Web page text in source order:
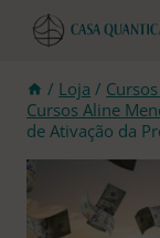
Pular
para
conteúdo
/ Loja /
Cursos Aline
de Ativação da